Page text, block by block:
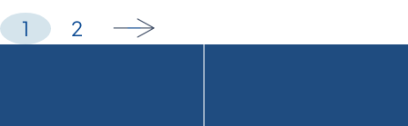
1 2 arrow_forward